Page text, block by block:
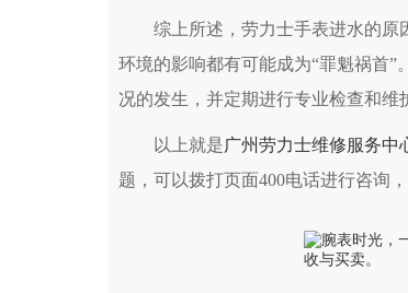
综上所述，劳力士手表进水的原
环境的影响都有可能成为“罪魁祸首
况的发生，并定期进行专业检查和维
以上就是广州劳力士维修服务中
题，可以拨打页面400电话进行咨询